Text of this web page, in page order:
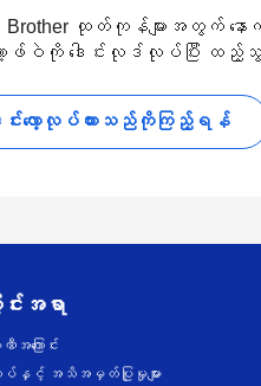
ထုတ်ကုန်များအတွက် နောက်ဆုံး
ာ့ဖ်ဝဲကို ဒေါင်းလုဒ်လုပ်ပြီး ထည့်သွ
ါင်းလော့လုပ်ထားသည်ကိုကြည့်ရန်
ာင်းအရာ
ကြောင်း
နှင့် အသိအမှတ်ပြုမှုများ